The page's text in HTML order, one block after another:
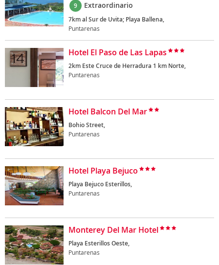
9 Extraordinario
7km al Sur de Uvita; Playa Ballena,
Puntarenas
Hotel El Paso de Las Lapas
2km Este Cruce de Herradura 1 km Norte,
Puntarenas
Hotel Balcon Del Mar
Bohio Street,
Puntarenas
Hotel Playa Bejuco
Playa Bejuco Esterillos,
Puntarenas
Monterey Del Mar Hotel
Playa Esterillos Oeste,
Puntarenas